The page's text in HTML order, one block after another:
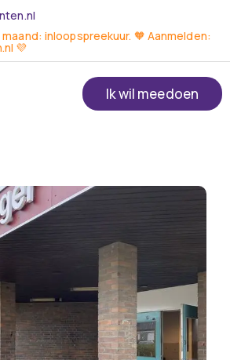
inloopspreekuur. 🧡 Aanmelden:
💜
Ik wil meedoen